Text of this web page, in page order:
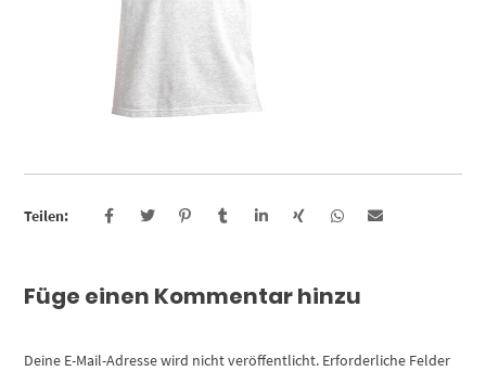
Teilen:
Füge einen Kommentar hinzu
Deine E-Mail-Adresse wird nicht veröffentlicht. Erforderliche Felder